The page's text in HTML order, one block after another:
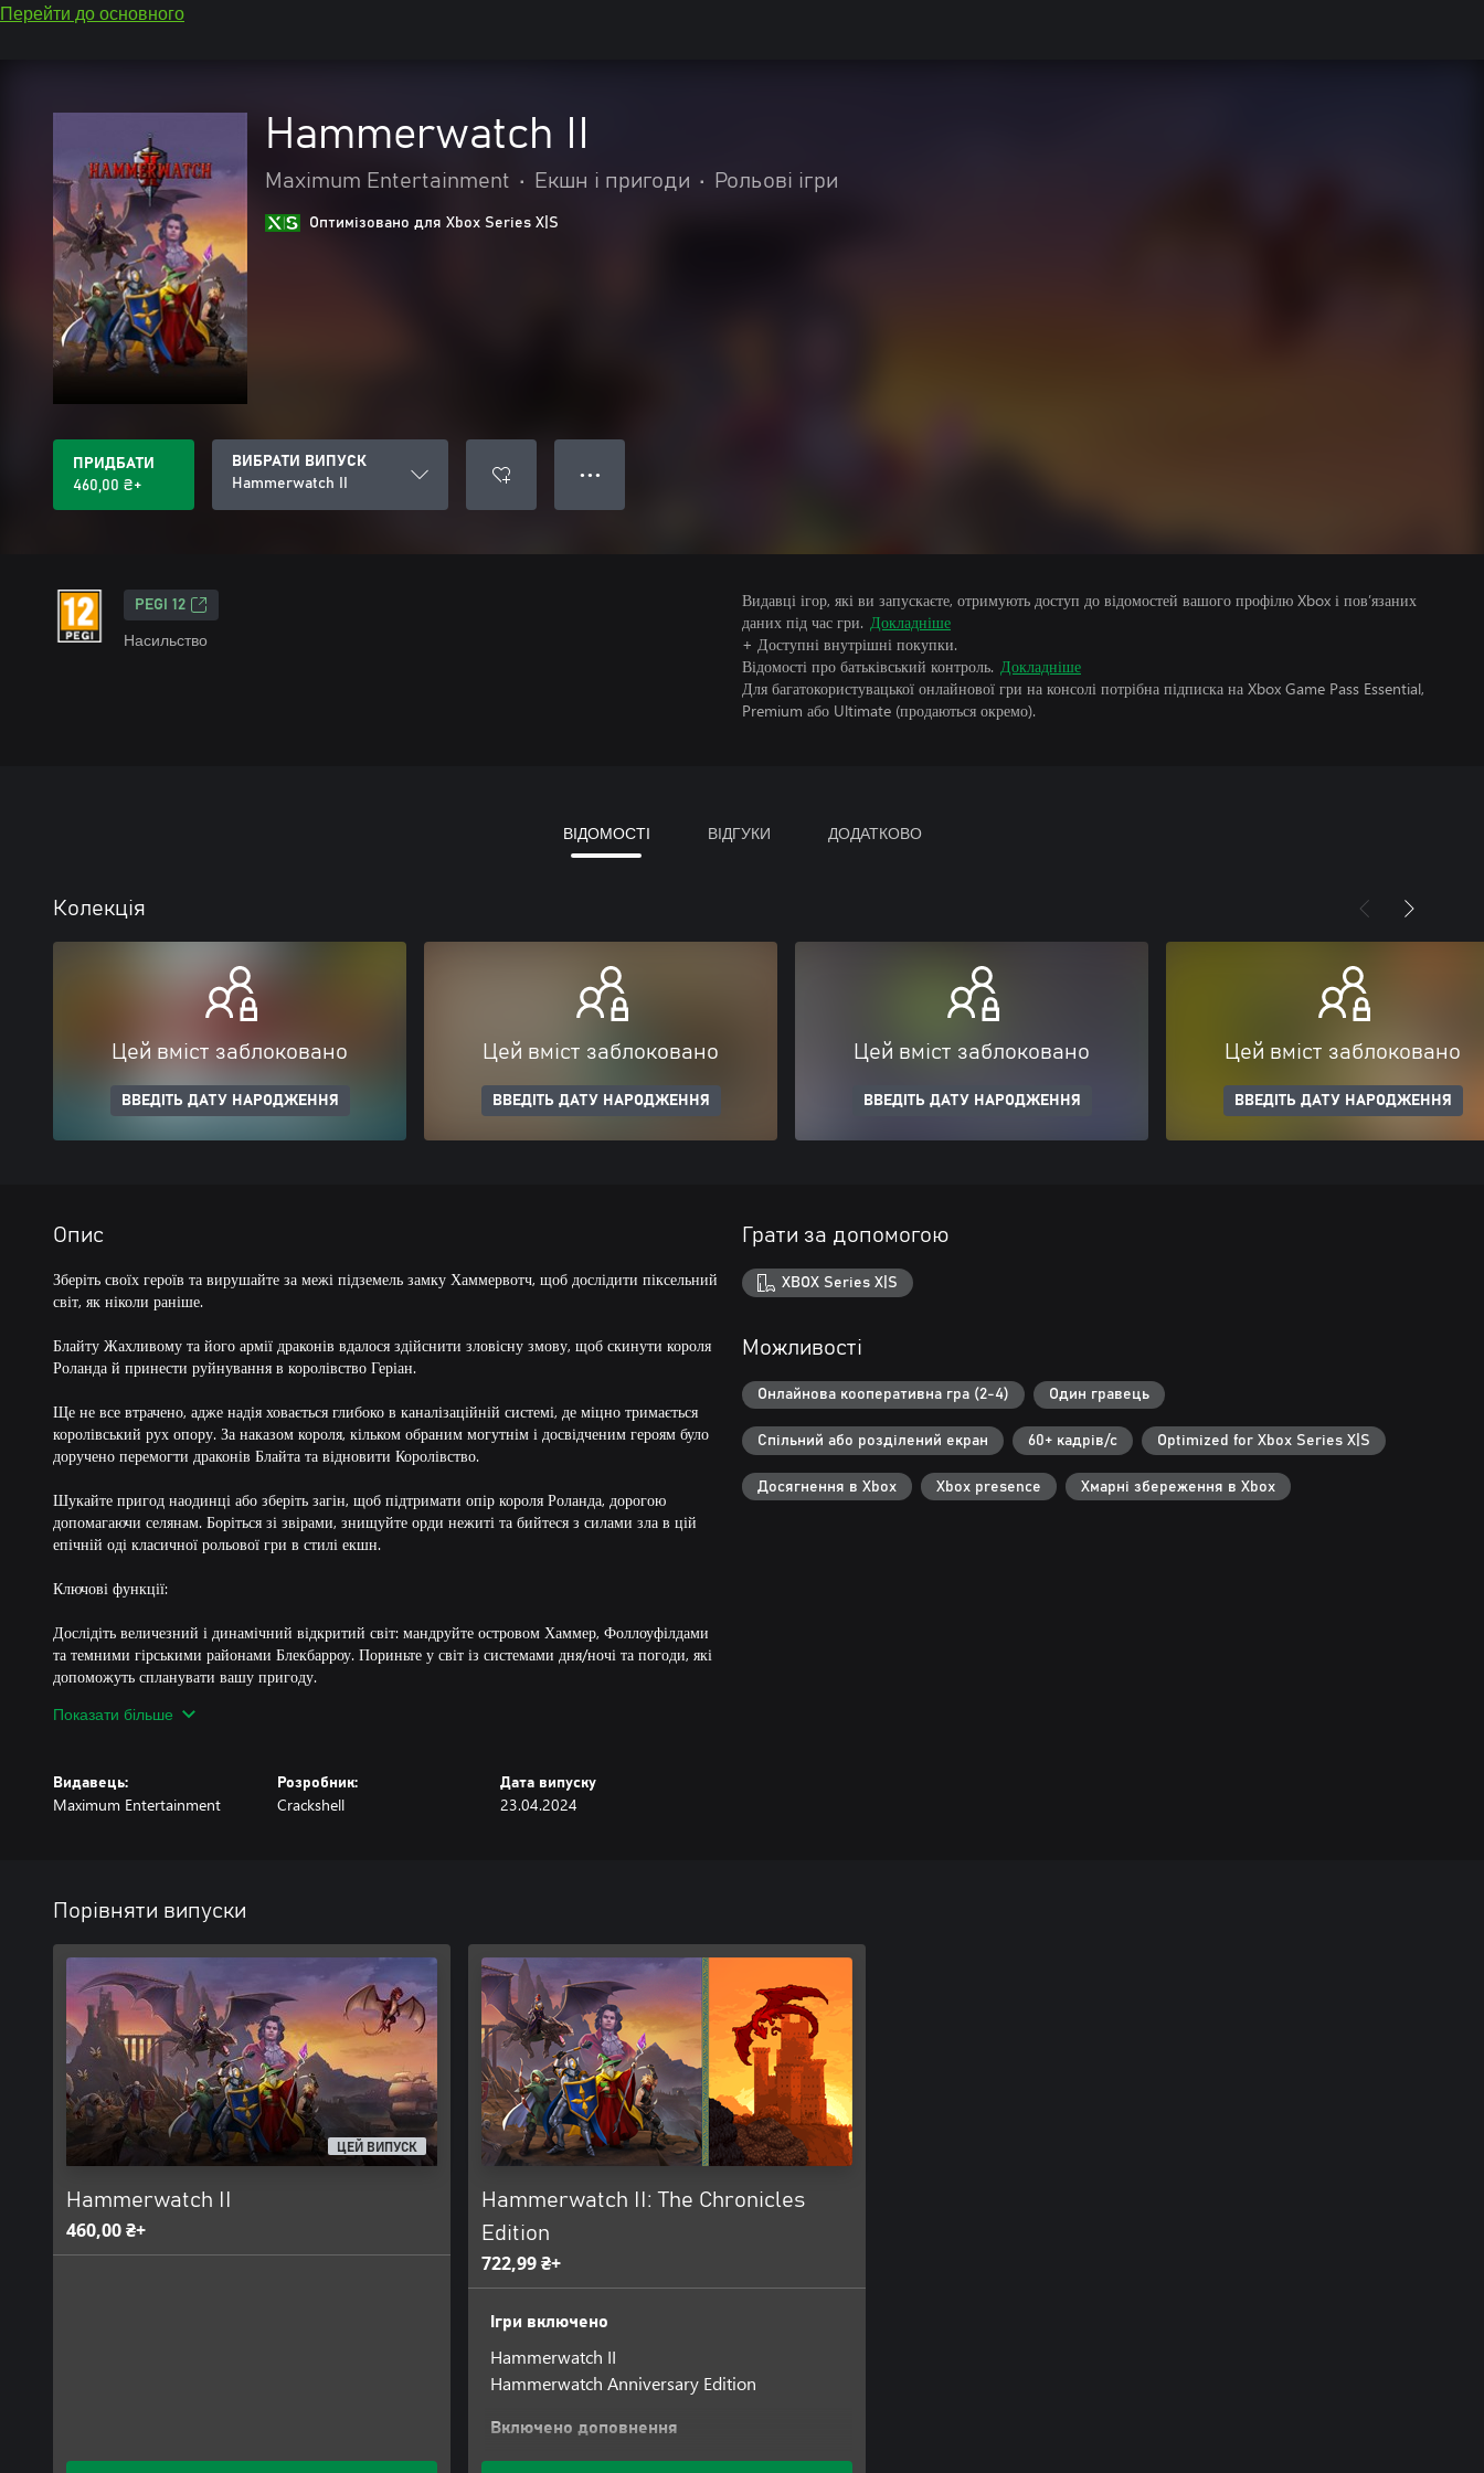
Перейти до основного
Hammerwatch II
Maximum Entertainment • Екшн і пригоди • Рольові ігри
Оптимізовано для Xbox Series X|S
ПРИДБАТИ
460,00 ₴+
ВИБРАТИ ВИПУСК
Hammerwatch II
● ● ●
PEGI 12
Насильство
Видавці ігор, які ви запускаєте, отримують доступ до відомостей вашого профілю Xbox і пов’язаних
даних під час гри. Докладніше
+ Доступні внутрішні покупки.
Відомості про батьківський контроль. Докладніше
Для багатокористувацької онлайнової гри на консолі потрібна підписка на Xbox Game Pass Essential,
Premium або Ultimate (продаються окремо).
ВІДОМОСТІ ВІДГУКИ ДОДАТКОВО
Колекція
Цей вміст заблоковано
ВВЕДІТЬ ДАТУ НАРОДЖЕННЯ
Цей вміст заблоковано
ВВЕДІТЬ ДАТУ НАРОДЖЕННЯ
Цей вміст заблоковано
ВВЕДІТЬ ДАТУ НАРОДЖЕННЯ
Цей вміст заблоковано
ВВЕДІТЬ ДАТУ НАРОДЖЕННЯ
Опис
Зберіть своїх героїв та вирушайте за межі підземель замку Хаммервотч, щоб дослідити піксельний
світ, як ніколи раніше.
Блайту Жахливому та його армії драконів вдалося здійснити зловісну змову, щоб скинути короля
Роланда й принести руйнування в королівство Геріан.
Ще не все втрачено, адже надія ховається глибоко в каналізаційній системі, де міцно тримається
королівський рух опору. За наказом короля, кільком обраним могутнім і досвідченим героям було
доручено перемогти драконів Блайта та відновити Королівство.
Шукайте пригод наодинці або зберіть загін, щоб підтримати опір короля Роланда, дорогою
допомагаючи селянам. Боріться зі звірами, знищуйте орди нежиті та бийтеся з силами зла в цій
епічній оді класичної рольової гри в стилі екшн.
Ключові функції:
Дослідіть величезний і динамічний відкритий світ: мандруйте островом Хаммер, Фоллоуфілдами
та темними гірськими районами Блекбарроу. Пориньте у світ із системами дня/ночі та погоди, які
допоможуть спланувати вашу пригоду.
Дорогою допомагайте городянам: завдяки величезній кількості квестів, у вас є безліч можливостей
Створіть свого героя Геріану: оберіть один з п'яти класів персонажів: Паладин, Рейнджер,
Розбійник, Чарівник і Чаклун. Налаштуйте свій зовнішній вигляд і підвищуйте рівень для
інструменти, чарівні зілля та смачну їжу.
Поділіться пригодою: грайте наодинці або в режимі мережевої взаємодії з 3 іншими гравцями.
Показати більше
Видавець:
Maximum Entertainment
Розробник:
Crackshell
Дата випуску
23.04.2024
Грати за допомогою
XBOX Series X|S
Можливості
Онлайнова кооперативна гра (2-4) Один гравець
Спільний або розділений екран 60+ кадрів/с Optimized for Xbox Series X|S
Досягнення в Xbox Xbox presence Хмарні збереження в Xbox
Порівняти випуски
ЦЕЙ ВИПУСК
Hammerwatch II
460,00 ₴+
Hammerwatch II: The Chronicles
Edition
722,99 ₴+
Ігри включено
Hammerwatch II
Hammerwatch Anniversary Edition
Включено доповнення
Hammerwatch II: Anniversary Pack